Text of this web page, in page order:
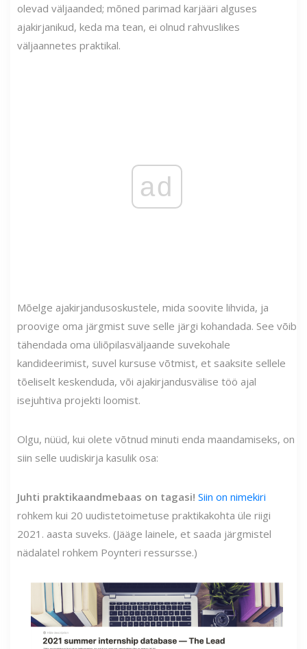
olevad väljaanded; mõned parimad karjääri alguses
ajakirjanikud, keda ma tean, ei olnud rahvuslikes
väljaannetes praktikal.
ad
Mõelge ajakirjandusoskustele, mida soovite lihvida, ja
proovige oma järgmist suve selle järgi kohandada. See võib
tähendada oma üliõpilasväljaande suvekohale
kandideerimist, suvel kursuse võtmist, et saaksite sellele
tõeliselt keskenduda, või ajakirjandusvälise töö ajal
isejuhtiva projekti loomist.
Olgu, nüüd, kui olete võtnud minuti enda maandamiseks, on
siin selle uudiskirja kasulik osa:
Juhti praktikaandmebaas on tagasi! Siin on nimekiri
rohkem kui 20 uudistetoimetuse praktikakohta üle riigi
2021. aasta suveks. (Jääge lainele, et saada järgmistel
nädalatel rohkem Poynteri ressursse.)